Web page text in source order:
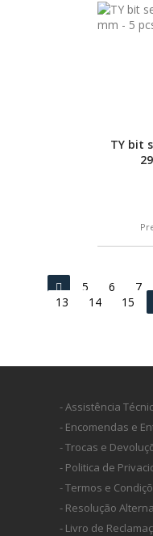
TY bit
5 6 7
13
14 15
- Assistência
- Encomendas e
- Trocas e
- Politica de
- Termos e
- Resolução
- Livro de